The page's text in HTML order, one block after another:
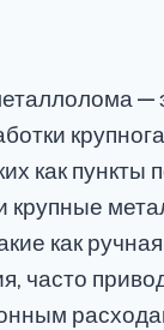
—
как пункты
как
часто